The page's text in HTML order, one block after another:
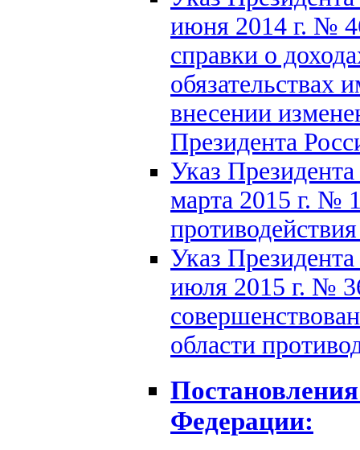
июня 2014 г. №
справки о
обязательствах
внесении
Президента
Указ
марта 2015 г. №
Указ
июля 2015 г. №
области
Федерации: